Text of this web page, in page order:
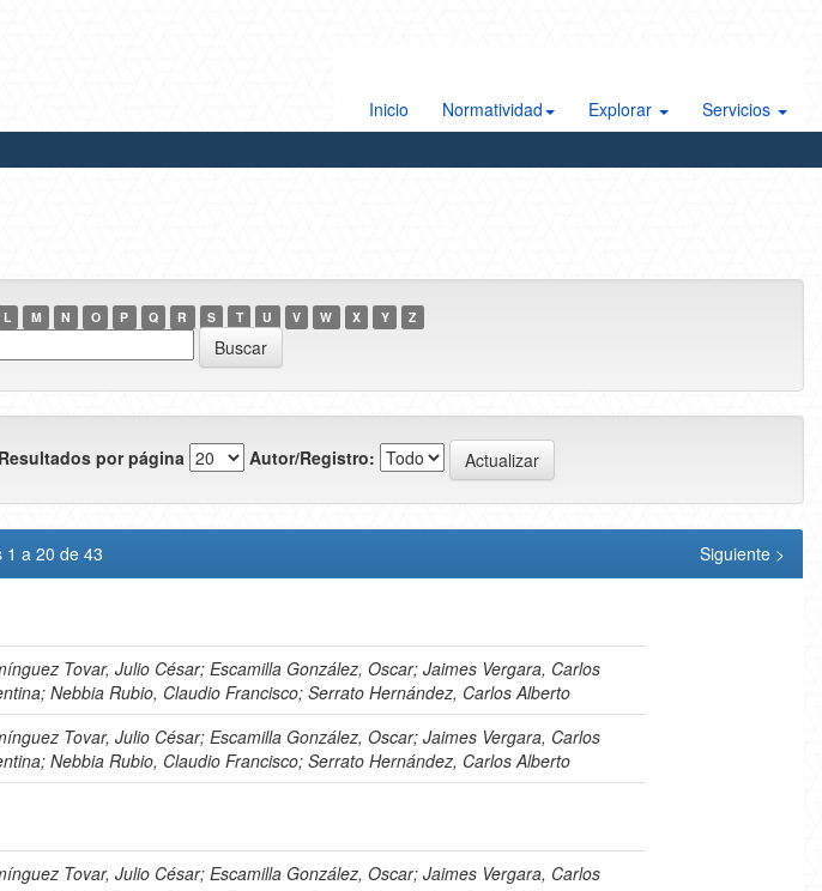
Inicio Normatividad Explorar Servicios
L M N O P Q R S T U V W X Y Z
Resultados por página Autor/Registro:
1 a 20 de 43
Siguiente >
Tovar, Julio César; Escamilla González, Oscar; Jaimes Vergara, Carlos
Nebbia Rubio, Claudio Francisco; Serrato Hernández, Carlos Alberto
Tovar, Julio César; Escamilla González, Oscar; Jaimes Vergara, Carlos
Nebbia Rubio, Claudio Francisco; Serrato Hernández, Carlos Alberto
Tovar, Julio César; Escamilla González, Oscar; Jaimes Vergara, Carlos